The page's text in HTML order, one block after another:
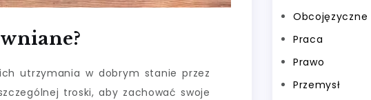
utrzymania w dobrym stanie przez
troski, aby zachować swoje
Obcojęzyczne
Praca
Prawo
Przemysł